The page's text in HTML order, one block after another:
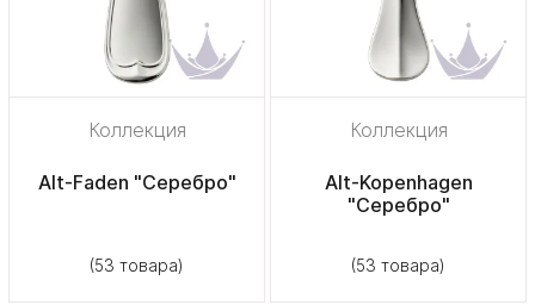
Коллекция
Alt-Faden "Серебро"
(53 товара)
Коллекция
Alt-Kopenhagen
"Серебро"
(53 товара)